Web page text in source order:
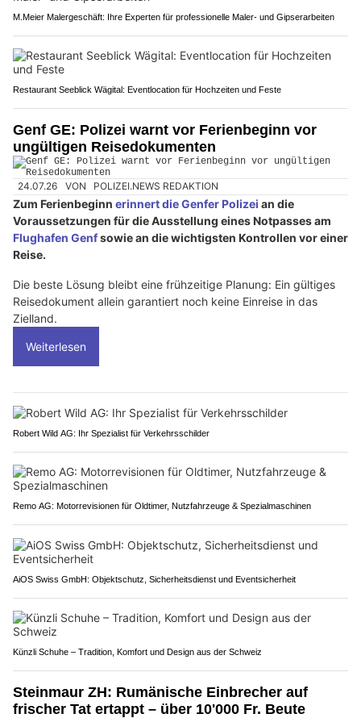
M.Meier Malergeschäft: Ihre Experten für professionelle Maler- und Gipserarbeiten
Restaurant Seeblick Wägital: Eventlocation für Hochzeiten und Feste
Genf GE: Polizei warnt vor Ferienbeginn vor
ungültigen Reisedokumenten
24.07.26 VON POLIZEI.NEWS REDAKTION
Zum Ferienbeginn erinnert die Genfer Polizei an die
Voraussetzungen für die Ausstellung eines Notpasses am
Flughafen Genfsowie an die wichtigsten Kontrollen vor einer
Reise.
Die beste Lösung bleibt eine frühzeitige Planung: Ein gültiges
Reisedokument allein garantiert noch keine Einreise in das
Zielland.
Weiterlesen
Robert Wild AG: Ihr Spezialist für Verkehrsschilder
Remo AG: Motorrevisionen für Oldtimer, Nutzfahrzeuge & Spezialmaschinen
AiOS Swiss GmbH: Objektschutz, Sicherheitsdienst und Eventsicherheit
Künzli Schuhe – Tradition, Komfort und Design aus der Schweiz
Steinmaur ZH: Rumänische Einbrecher auf
frischer Tat ertappt – über 10'000 Fr. Beute